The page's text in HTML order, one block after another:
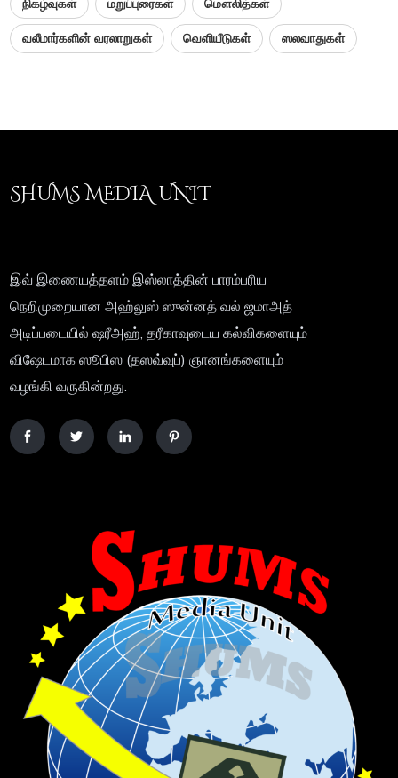
நிகழ்வுகள் மறுப்புரைகள் மௌலித்கள்
வலீமார்களின் வரலாறுகள் வெளியீடுகள் ஸலவாதுகள்
SHUMS MEDIA UNIT
இவ் இணையத்தளம் இஸ்லாத்தின் பாரம்பரிய
நெறிமுறையான அஹ்லுஸ் ஸுன்னத் வல் ஜமாஅத்
அடிப்படையில் ஷரீஅஹ், தரீகாவுடைய கல்விகளையும்
விஷேடமாக ஸூபிஸ (தஸவ்வுப்) ஞானங்களையும்
வழங்கி வருகின்றது.